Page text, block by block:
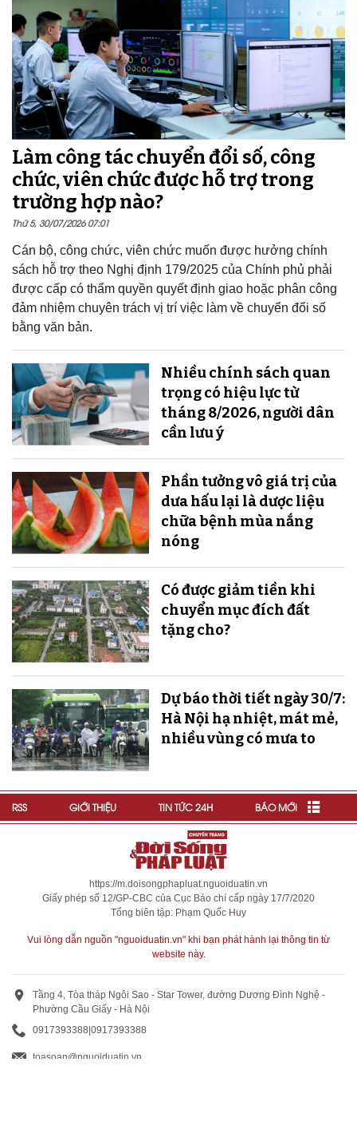
Làm công tác chuyển đổi số, công
chức, viên chức được hỗ trợ trong
trường hợp nào?
Thứ 5, 30/07/2026 07:01
Cán bộ, công chức, viên chức muốn được hưởng chính
sách hỗ trợ theo Nghị định 179/2025 của Chính phủ phải
được cấp có thẩm quyền quyết định giao hoặc phân công
đảm nhiệm chuyên trách vị trí việc làm về chuyển đổi số
bằng văn bản.
Nhiều chính sách quan
trọng có hiệu lực từ
tháng 8/2026, người dân
cần lưu ý
Phần tưởng vô giá trị của
dưa hấu lại là dược liệu
chữa bệnh mùa nắng
nóng
Có được giảm tiền khi
chuyển mục đích đất
tặng cho?
Dự báo thời tiết ngày 30/7:
Hà Nội hạ nhiệt, mát mẻ,
nhiều vùng có mưa to
RSS GIỚI THIỆU TIN TỨC 24H BÁO MỚI
https://m.doisongphapluat.nguoiduatin.vn
Giấy phép số 12/GP-CBC của Cục Báo chí cấp ngày 17/7/2020
Tổng biên tập: Phạm Quốc Huy
Vui lòng dẫn nguồn "nguoiduatin.vn" khi bạn phát hành lại thông tin từ
website này.
Tầng 4, Tòa tháp Ngôi Sao - Star Tower, đường Dương Đình Nghệ -
Phường Cầu Giấy - Hà Nội
0917393388 0917393388
toasoan@nguoiduatin.vn